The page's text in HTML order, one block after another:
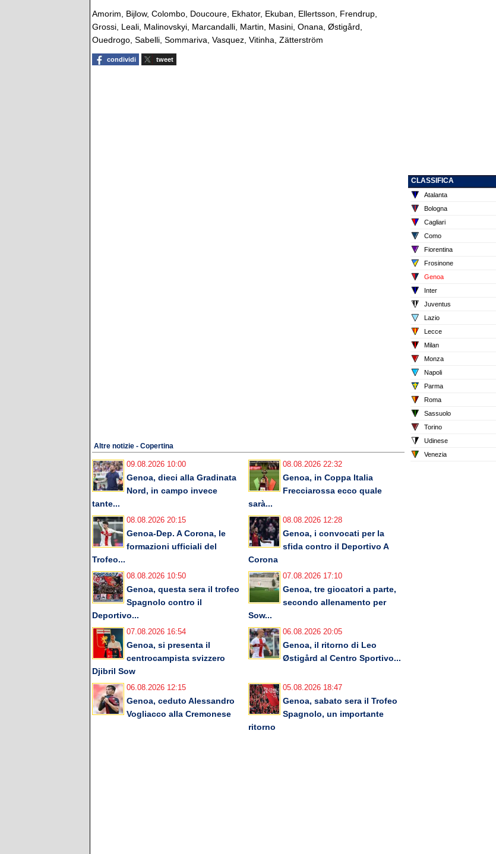
Amorim, Bijlow, Colombo, Doucoure, Ekhator, Ekuban, Ellertsson, Frendrup,
Grossi, Leali, Malinovskyi, Marcandalli, Martin, Masini, Onana, Østigård,
Ouedrogo, Sabelli, Sommariva, Vasquez, Vitinha, Zätterström
condividi tweet
Altre notizie - Copertina
09.08.2026 10:00
Genoa, dieci alla Gradinata
Nord, in campo invece
tante...
08.08.2026 22:32
Genoa, in Coppa Italia
Frecciarossa ecco quale
sarà...
08.08.2026 20:15
Genoa-Dep. A Corona, le
formazioni ufficiali del
Trofeo...
08.08.2026 12:28
Genoa, i convocati per la
sfida contro il Deportivo A
Corona
08.08.2026 10:50
Genoa, questa sera il trofeo
Spagnolo contro il
Deportivo...
07.08.2026 17:10
Genoa, tre giocatori a parte,
secondo allenamento per
Sow...
07.08.2026 16:54
Genoa, si presenta il
centrocampista svizzero
Djibril Sow
06.08.2026 20:05
Genoa, il ritorno di Leo
Østigård al Centro Sportivo...
06.08.2026 12:15
Genoa, ceduto Alessandro
Vogliacco alla Cremonese
05.08.2026 18:47
Genoa, sabato sera il Trofeo
Spagnolo, un importante
ritorno
CLASSIFICA
Atalanta
Bologna
Cagliari
Como
Fiorentina
Frosinone
Genoa
Inter
Juventus
Lazio
Lecce
Milan
Monza
Napoli
Parma
Roma
Sassuolo
Torino
Udinese
Venezia